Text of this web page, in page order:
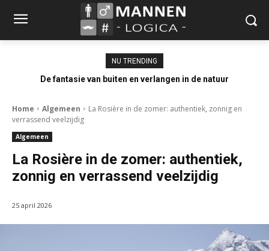
NU TRENDING
De fantasie van buiten en verlangen in de natuur
Home Algemeen
La Rosière in de zomer: authentiek, zonnig en
verrassend veelzijdig
Algemeen
La Rosière in de zomer: authentiek,
zonnig en verrassend veelzijdig
25 april 2026